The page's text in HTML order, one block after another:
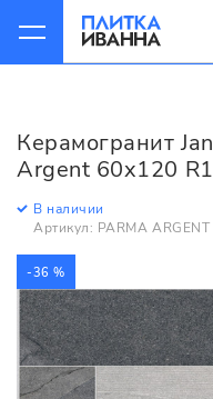
Керамогранит
Argent 60x120
В наличии
Артикул: PARMA ARGENT
-36 %